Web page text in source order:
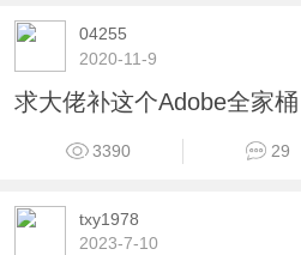
04255
2020-11-9
求大佬补这个Adobe全家
3390 29
txy1978
2023-7-10